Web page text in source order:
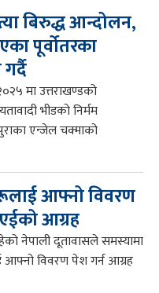
बिरुद्ध आन्दोलन,
पूर्वोतरका
मा उत्तराखण्डको
भीडको निर्मम
एन्जेल चक्माको
आफ्नो विवरण
आग्रह
नेपाली दूतावासले समस्यामा
आफ्नो विवरण पेश गर्न आग्रह